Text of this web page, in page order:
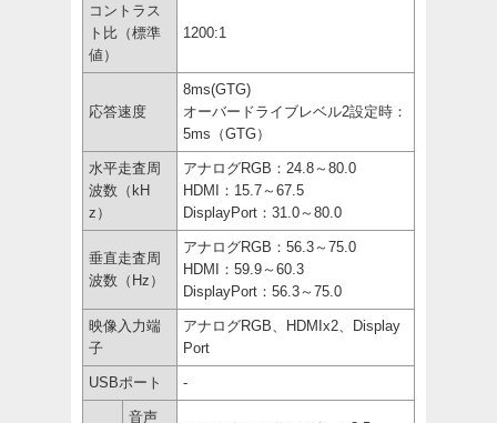
コントラス
ト比（標準
値）
1200:1
応答速度
8ms(GTG)
オーバードライブレベル2設定時：
5ms（GTG）
水平走査周
波数（kH
z）
アナログRGB：24.8～80.0
HDMI：15.7～67.5
DisplayPort：31.0～80.0
垂直走査周
波数（Hz）
アナログRGB：56.3～75.0
HDMI：59.9～60.3
DisplayPort：56.3～75.0
映像入力端
子
アナログRGB、HDMIx2、Display
Port
USBポート -
音声